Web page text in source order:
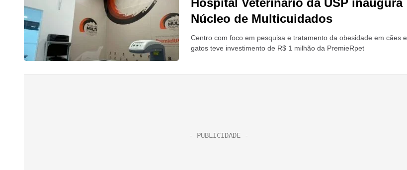
Hospital Veterinário da USP inaugura
Núcleo de Multicuidados
Centro com foco em pesquisa e tratamento da obesidade em cães e
gatos teve investimento de R$ 1 milhão da PremieRpet